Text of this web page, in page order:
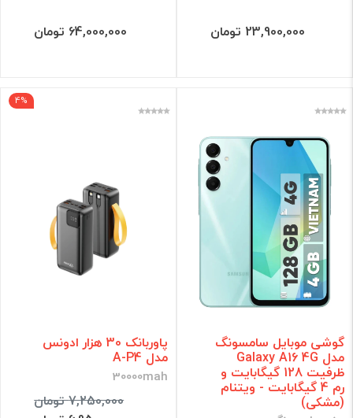
23,900,000 تومان 64,000,000 تومان
گوشی موبایل سامسونگ
مدل Galaxy A16 4G
ظرفیت 128 گیگابایت و
رم 4 گیگابایت - ویتنام
(مشکی)
4%
پاوربانک 30 هزار ادونس
مدل A-P4
30000mah
7,250,000 تومان